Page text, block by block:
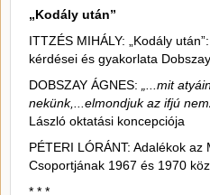
„Kodály után”
ITTZÉS MIHÁLY: „Kodály
kérdései és gyakorlata
DOBSZAY ÁGNES:
„...mit
nekünk,...elmondjuk az ifjú
László oktatási koncepciója
PÉTERI LÓRÁNT: Adalékok az
Csoportjának 1967 és 1970
* * *